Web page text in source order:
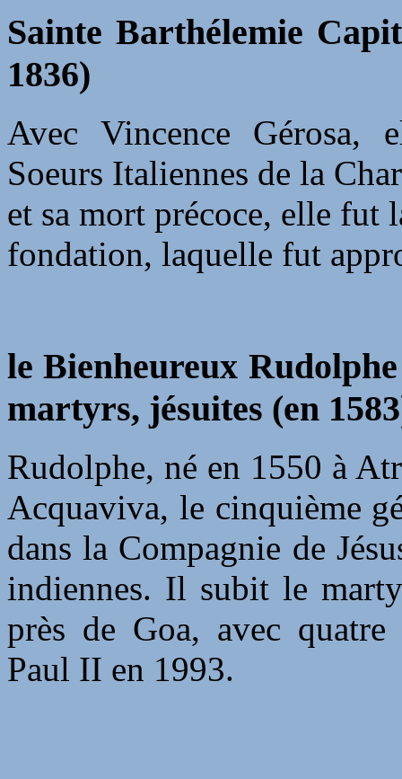
Sainte Barthélemie
1836)
Avec Vincence Gérosa,
Soeurs Italiennes de la
et sa mort précoce, elle fut
fondation, laquelle fut
le Bienheureux
martyrs, jésuites (en
Rudolphe, né en 1550 à
Acquaviva, le cinquième
dans la Compagnie de
indiennes. Il subit le
près de Goa, avec quatre
Paul II en 1993.